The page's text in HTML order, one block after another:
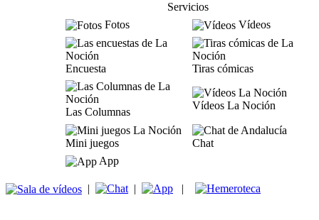
Servicios
Fotos
Vídeos
Encuesta Tiras cómicas
Las Columnas
Vídeos La Noción
Mini juegos
Chat
App
| | |